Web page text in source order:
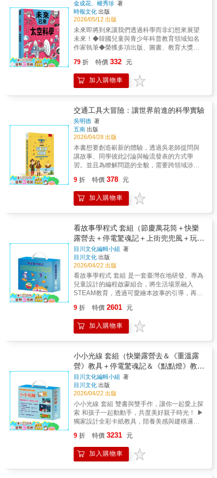
場了！這些滿是小格子的「像素畫」有什麼特
別之處？蘊含什麼知識學問？讓我們翻開書
本，一起進行像素挑戰，動手編程，感受光彩
的奧妙吧！【數棒變變變】邏輯故事學習組故
事遊戲書 X 數棒方塊組有趣的故事遊戲書，讓
孩子一邊讀故事，一邊跟著主角彼得的腳步，
展開「尋找洞洞屋」的冒險，結交動物好朋
循序漸進完成每一項任務，提升顏色和形狀、
數數和加法、數量多寡和長短、1-10的分與
合、立體結構等認知能力，並培養邏輯思考、
戲書 X 數棒方塊組透過故事閱讀，提供孩子語
文力提升，並可利用雙倍的顏色方塊，拼組出
更多創意作品。左腦和右腦一起動起來！
初學者打造，以英語系國家最常使用的「自然
發音法」編撰。全套8冊涵蓋英文單字拼讀能力
的自然發音法 (Phonics) 及有效引導讀者識別
各個字母發音組合，並以提高英文閱讀及拼字
能力、準確發音和增強口語溝通。 ★ 清晰道地
的發音教學 ★ 專為英文初學編撰的自然發音法
★ 打造看字讀字、看字母會發音的能力 ★ 有
效提高準確發音並增強口語的溝通 AI科學玩創
意-小小光線設計師《上街兜兜風》悠閒的星期
莉注意到街上有好多閃亮的事物：商店招牌、
路燈、紅綠燈和車燈……，各自都有獨特的發
光方式。快跟著小波一家去兜兜風吧！《玩具
店也瘋狂》今天是小波的生日，一家人開心地
來到玩具店幫他挑選禮物。沒想到這正是一場
奇遇的開端！他們不只碰見了會說話的機器人-
派奇，還認識了一位令人意想不到的新朋友！
吧！英語悅讀誌系列Read&Learn系列《R&L-
的相處之道，學習當個負責任的主人！精彩圖
文搭配多元習題，讓 Cats, Dogs, And More 陪
伴孩子練習用英文探索毛小孩的生活習性、思
辨飼養寵物的利弊。《R&L- A Big, Blue
Marble》帶你一起俯瞰世界知名地標，前進海
洋大陸，打開國際視野的第一步！精彩圖文搭
配多元習題，讓 A Big, Blue Marble 陪孩子學
習用英文認識全球多樣地景、揭開藍色星球的
神秘面紗。和 Read&Learn 英語悅讀誌一起潛
進英語的多元宇宙，輕鬆學好英語！自然發音
拼讀系列Phonics Step by Step《The
Alphabet》介紹英文的26個字母，從 Aa 到 Zz
小寫和大寫，以及常見的發音練習。列出每個
字母開頭的5-8個單字，讓學習者可以學習每個
字母的基本發音。隨書附錄真人發音範例，輕
練習Short Vowels短母音音組：a、e、 i、o、
u。 在熟悉了26個字母的基本發音後，為了讓
學習者更加熟練這些音組，本冊內容設計了多
種練習：有趣味的短句、可愛的插畫及生動的
韻文，讓學習更為活潑有趣。
軟體與記憶裝置，並學會深度學習技術，逐步
演化為人工智慧的過程。【本系列特色】1.小
學生也能輕鬆理解科學知識，不僅是教科書也
是故事書 由韓國兒童與青少年科普教育領
域的知名作家--金成花、權秀珍執筆。從科學而
非幻想切入，把複雜的科學知識「故事化」，
變成孩子能理解的有趣科學。2.跟上AI世代的
（process-based）方式撰寫，從科學發展的起
源→現在→未來，強調基本原理的重要性。3.
科學知識x趣味插圖x延伸提問x多方位思考
四格漫畫，帶領孩子從多方位深入思考，探索
宇宙與未來科技的新知。【獲獎紀錄】★2019
年榮獲「出版人會議優秀編輯圖書獎」★2019
年榮獲「《少年韓國》優秀兒童圖書」
★2019、2020、2023年榮獲「世宗圖書」入選
★2021、2022、2023年榮獲韓國「幸福的晨
讀」閱讀運動推薦書★2021年榮獲韓國「年度
（???）」推薦★2021年榮獲韓國「學校圖書館
司書協議會」推薦★2021年榮獲韓國「兒童圖
書研究會」推薦★2022年榮獲「大教
關鍵字：#科學 #科技 #科普 #科學教育 #科技
教育 #想像力 #AI #人工智慧 #未來 #兒童科普
●教育議題：資訊教育、科技教育、能源教育、
國際教育、閱讀素養。●核心素養：想像創造。
●學習領域：自然科學、科技、系統思考與解決
問題、規劃執行與創新應變、科技資訊與媒體
素養。【適讀年齡】◎適合8-12歲自主閱讀。
金成花、權秀珍 著
時報文化 出版
2026/05/12 出版
未來即將到來讓我們透過科學而非幻想來展望
未來！◆韓國兒童與青少年科普教育領域知名
作家執筆◆榮獲多項出版、圖書、教育大獎與
事簡介】人們常說，約在一千五百億年之後，
宇宙中的星系將會逐漸消失無蹤。我們遙遠的
後代，或許會踏上尋找另一個宇宙的旅程。本
達泰坦（Titan）的地球人，如何適應行星環
境，令人對人類科技與未來充滿期待。就像漫
畫、電影般，人類或許真的能適應重力較弱的
泰坦，進化成身形比現在高大許多、骨骼更纖
細，搖搖晃晃行動的全新族群。【本系列特
色】1.小學生也能輕鬆理解科學知識，不僅是
教科書也是故事書 由韓國兒童與青少年科
普教育領域的知名作家--金成花、權秀珍執筆。
從科學而非幻想切入，把複雜的科學知識「故
AI世代的腳步，了解科學的發展過程與趨勢 以
過程導向（process-based）方式撰寫，從科學
發展的起源→現在→未來，強調基本原理的重
要性。3.科學知識x趣味插圖x延伸提問x多方位
思考 涵蓋20個科學重點主題，搭配鮮豔插
圖與趣味四格漫畫，帶領孩子從多方位深入思
考，探索宇宙與未來科技的新知。【獲獎紀
錄】★2019年榮獲「出版人會議優秀編輯圖書
獎」★2019年榮獲「《少年韓國》優秀兒童圖
書」★2019、2020、2023年榮獲「世宗圖書」
入選★2021、2022、2023年榮獲韓國「幸福的
晨讀」閱讀運動推薦書★2021年榮獲韓國「年
（???）」推薦★2021年榮獲韓國「學校圖書館
司書協議會」推薦★2021年榮獲韓國「兒童圖
書研究會」推薦★2022年榮獲「大教
關鍵字：#科學 #科技 #科普 #科學教育 #科技
教育 #想像力 #太空 #宇宙 #未來 #兒童科普●
教育議題：資訊教育、科技教育、能源教育、
國際教育、閱讀素養。●核心素養：想像創造。
●學習領域：自然科學、科技、系統思考與解決
問題、規劃執行與創新應變、科技資訊與媒體
素養。【適讀年齡】◎適合8-12歲自主閱讀。
79 折 特價 332 元
加入購物車
交通工具大冒險：讓世界前進的科學實驗
吳明德 著
五南 出版
2026/04/28 出版
本書想要創造嶄新的體驗，透過吳老師提問與
講故事、同學彼此討論與輪流發表的方式學
習。並且為瞭解問題的全貌，需要跨領域涉獵
必須追溯發明的科技史。要將學理轉換成實際
作品，就不能空談，必須自己動手實作。書中
精心設計了幾個單元主題：在〈奔馳地面的輪
規劃橡筋動力直升機升空；〈征服海洋的船
舶〉則是計算地球的半徑；最後的〈成果發
表〉製作明輪船、噗噗蒸汽船與航向燈塔的
船。將科學知識學以致用，培養耐心與細心，
體驗從無到有的成就感！此外，還介紹許多有
趣的科學故事：萊特兄弟與蘭利的飛行競爭結
果如何？明輪船與螺旋槳船的拔河比賽又是誰
勝出？為什麼發現新大陸的探險家是哥倫布，
而不是明朝鄭和？從科學發明成功與失敗的歷
史，激發出讀者創意與思考批判能力，轉換到
我們更需要智慧與行動力。
9 折 特價 378 元
加入購物車
看故事學程式 套組（節慶萬花筒＋快樂
露營去＋停電驚魂記＋上街兜兜風＋玩具
店也瘋狂＋密碼攻防戰＋生活調色盤＋奇
幻e術展）
目川文化編輯小組 著
目川文化 出版
2026/04/22 出版
看故事學程式 套組 是一套臺灣在地研發、專為
兒童設計的編程啟蒙組合，將生活場景融入
STEAM教育，透過可愛繪本故事的引導，再另
程，實現「邊玩邊學」的AI科技探索，培養
「提問」與「自主設計實驗」的能力，而非單
純尋找答案。 --獻給孩子的第一套生活AI科學
陪伴孩子提出假設，再到運用電腦編程驗證，
進而發展邏輯思維、內化學習成效。用可愛、
有趣的風格，展現深入淺出的生活科學原理，
讓小讀者們汲取新知、親手編程，培養邁向新
時代的關鍵能力。 ◎ 生活科技啟蒙書+實作模
組（可另行購買） ◎ 故事為中心，讓知識融入
生活 ◎ 循序漸進的說明方式，包羅萬象的內容
呈現 ◎ 跨領域多元學習，培養多重能力 《節
慶萬花筒》住在AI市的小波和莉莉，每天都有
好多問題想問！什麼是侯麗節？齋戒月該注意
全家一起去參觀城裡的大聖誕樹，看著美麗的
裝飾和五顏六色的燈光，小波和莉莉也有了自
己的點燈計畫！《小小光線設計師－快樂露營
9 折 特價 2601 元
加入購物車
小小光線 套組（快樂露營去＆《重溫露
營》教具＋停電驚魂記＆《點點燈》教
具）
目川文化編輯小組 著
目川文化 出版
2026/04/22 出版
小小光線 套組 雙書與雙手作，讓你一起愛上探
索 和孩子一起動動手，共度美好親子時光！ ▶
獨家設計全彩卡紙教具，陪養美感與建構邏輯
▶ 實驗、除錯、探究，開展跨領域思維 ▶ 做
中學，培養問題解決能力 STEAM教育結合科
學、科技、工程、藝術、數學五大學門知識，
9 折 特價 3231 元
加入購物車